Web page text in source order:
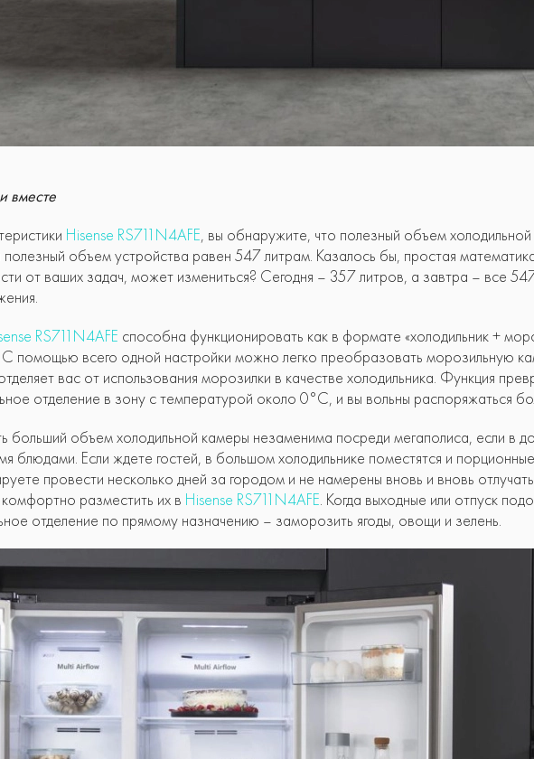
вместе
Hisense RS711N4AFE, вы обнаружите, что полезный объем
объем устройства равен 547 литрам. Казалось бы, простая
от ваших задач, может измениться? Сегодня – 357 литров, а завтра – все
RS711N4AFE способна функционировать как в формате «холодильник +
С помощью всего одной настройки можно легко преобразовать морозильную
вас от использования морозилки в качестве холодильника. Функция
отделение в зону с температурой около 0°C, и вы вольны распоряжаться
больший объем холодильной камеры незаменима посреди мегаполиса, если в
блюдами. Если ждете гостей, в большом холодильнике поместятся и
провести несколько дней за городом и не намерены вновь и вновь
разместить их в Hisense RS711N4AFE. Когда выходные или отпуск
отделение по прямому назначению – заморозить ягоды, овощи и зелень.